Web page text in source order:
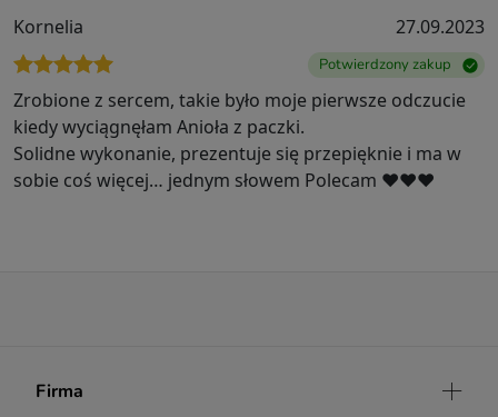
Kornelia
27.09.2023
Potwierdzony zakup
Zrobione z sercem, takie było moje pierwsze odczucie
kiedy wyciągnęłam Anioła z paczki.
Solidne wykonanie, prezentuje się przepięknie i ma w
sobie coś więcej… jednym słowem Polecam ❤️❤️❤️
Firma